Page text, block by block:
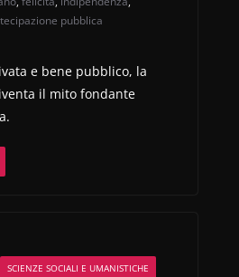
pubblica
e bene pubblico, la
il mito fondante
SCIENZE SOCIALI E UMANISTICHE